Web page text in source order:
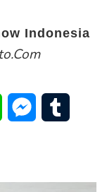
Indonesia
Line Messenger